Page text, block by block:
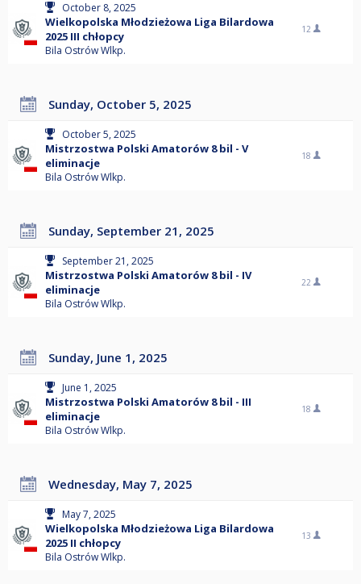
October 8, 2025
Wielkopolska Młodzieżowa Liga Bilardowa
2025 III chłopcy
Bila Ostrów Wlkp.
12
Sunday, October 5, 2025
October 5, 2025
Mistrzostwa Polski Amatorów 8 bil - V
eliminacje
Bila Ostrów Wlkp.
18
Sunday, September 21, 2025
September 21, 2025
Mistrzostwa Polski Amatorów 8 bil - IV
eliminacje
Bila Ostrów Wlkp.
22
Sunday, June 1, 2025
June 1, 2025
Mistrzostwa Polski Amatorów 8 bil - III
eliminacje
Bila Ostrów Wlkp.
18
Wednesday, May 7, 2025
May 7, 2025
Wielkopolska Młodzieżowa Liga Bilardowa
2025 II chłopcy
Bila Ostrów Wlkp.
13